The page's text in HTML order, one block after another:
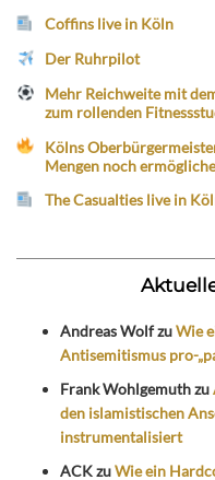
Coffins live in Köln
Der Ruhrpilot
Mehr Reichweite mit
zum rollenden
Kölns
Mengen noch
The Casualties live in
Andreas WolfzuWie
Antisemitismus pro-
Frank Wohlgemuthzu
den islamistischen
instrumentalisiert
ACKzuWie ein